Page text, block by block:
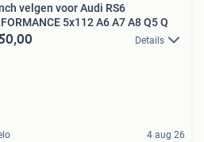
velgen voor Audi RS6
5x112 A6 A7 A8 Q5 Q
Details
4 aug 26